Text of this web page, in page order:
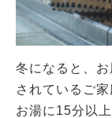
冬になると、
されているご
お湯に15分以